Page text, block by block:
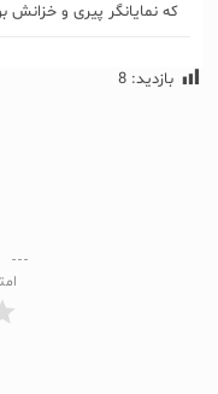
که نمایانگر پیری و خزانش
بازدید: 8